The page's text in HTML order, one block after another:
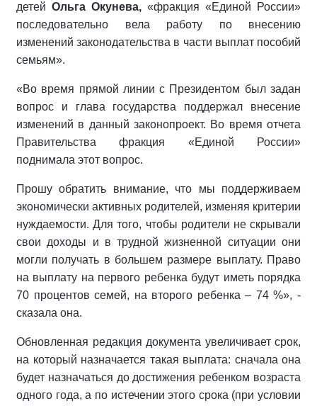
детей Ольга Окунева, «фракция «Единой России»
последовательно вела работу по внесению
изменений законодательства в части выплат пособий
семьям».
«Во время прямой линии с Президентом был задан
вопрос и глава государства поддержал внесение
изменений в данный законопроект. Во время отчета
Правительства фракция «Единой России»
поднимала этот вопрос.
Прошу обратить внимание, что мы поддерживаем
экономически активных родителей, изменяя критерии
нуждаемости. Для того, чтобы родители не скрывали
свои доходы и в трудной жизненной ситуации они
могли получать в большем размере выплату. Право
на выплату на первого ребенка будут иметь порядка
70 процентов семей, на второго ребенка – 74 %», -
сказала она.
Обновленная редакция документа увеличивает срок,
на который назначается такая выплата: сначала она
будет назначаться до достижения ребенком возраста
одного года, а по истечении этого срока (при условии